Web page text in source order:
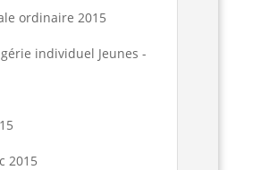
ordinaire 2015
individuel Jeunes -
2015